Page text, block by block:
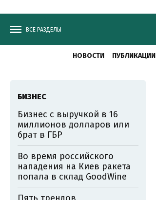
ВСЕ РАЗДЕЛЫ
НОВОСТИ ПУБЛИКАЦИИ
БИЗНЕС
Бизнес с выручкой в 16
миллионов долларов или
брат в ГБР
Во время российского
нападения на Киев ракета
попала в склад GoodWine